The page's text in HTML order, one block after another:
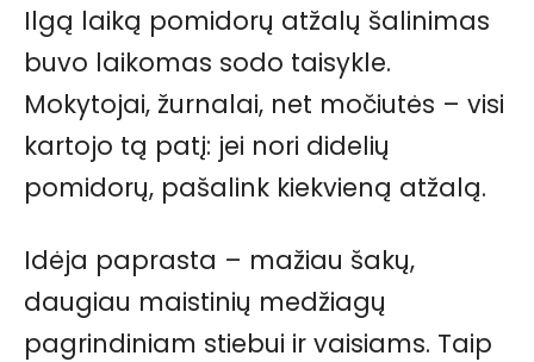
Ilgą laiką pomidorų atžalų šalinimas
buvo laikomas sodo taisykle.
Mokytojai, žurnalai, net močiutės – visi
kartojo tą patį: jei nori didelių
pomidorų, pašalink kiekvieną atžalą.
Idėja paprasta – mažiau šakų,
daugiau maistinių medžiagų
pagrindiniam stiebui ir vaisiams. Taip